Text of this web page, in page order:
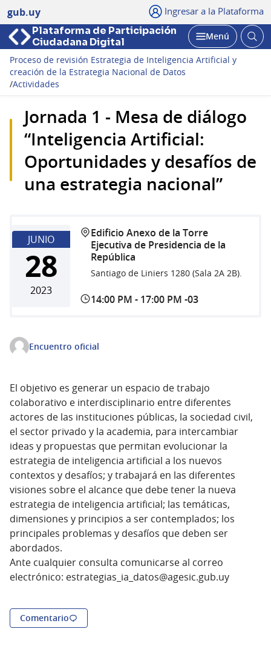
gub.uy Ingresar a la Plataforma
Plataforma de Participación
Ciudadana Digital
Abrir
Menú
Proceso de revisión Estrategia de Inteligencia Artificial y
creación de la Estrategia Nacional de Datos
/Actividades
Jornada 1 - Mesa de diálogo
“Inteligencia Artificial:
Oportunidades y desafíos de
una estrategia nacional”
JUNIO
28
2023
Edificio Anexo de la Torre
Ejecutiva de Presidencia de la
República
Santiago de Liniers 1280 (Sala 2A 2B).
14:00 PM - 17:00 PM -03
Encuentro oficial
El objetivo es generar un espacio de trabajo
colaborativo e interdisciplinario entre diferentes
actores de las instituciones públicas, la sociedad civil,
el sector privado y la academia, para intercambiar
ideas y propuestas que permitan evolucionar la
estrategia de inteligencia artificial a los nuevos
contextos y desafíos; y trabajará en las diferentes
visiones sobre el alcance que debe tener la nueva
estrategia de inteligencia artificial; las temáticas,
dimensiones y principios a ser contemplados; los
principales problemas y desafíos que deben ser
abordados.
Ante cualquier consulta comunicarse al correo
electrónico: estrategias_ia_datos@agesic.gub.uy
Comentario